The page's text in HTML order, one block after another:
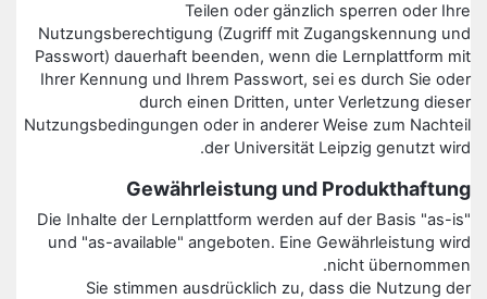
Teilen oder gänzlich sperren oder Ihre
Nutzungsberechtigung (Zugriff mit Zugangskennung und
Passwort) dauerhaft beenden, wenn die Lernplattform mit
Ihrer Kennung und Ihrem Passwort, sei es durch Sie oder
durch einen Dritten, unter Verletzung dieser
Nutzungsbedingungen oder in anderer Weise zum Nachteil
der Universität Leipzig genutzt wird.
Gewährleistung und Produkthaftung
Die Inhalte der Lernplattform werden auf der Basis "as-is"
und "as-available" angeboten. Eine Gewährleistung wird
nicht übernommen.
Sie stimmen ausdrücklich zu, dass die Nutzung der